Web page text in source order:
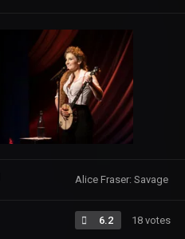
Alice Fraser: Savage
6.2 18 votes